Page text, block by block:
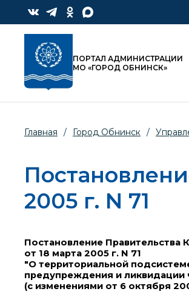
ПОРТАЛ АДМИНИСТРАЦИИ
МО «ГОРОД ОБНИНСК»
Главная / Город Обнинск /
2005 г. N 71
Постановление Правительства
от 18 марта 2005 г. N 71
"О территориальной
предупреждения и ликвидации
(с изменениями от 6 октября